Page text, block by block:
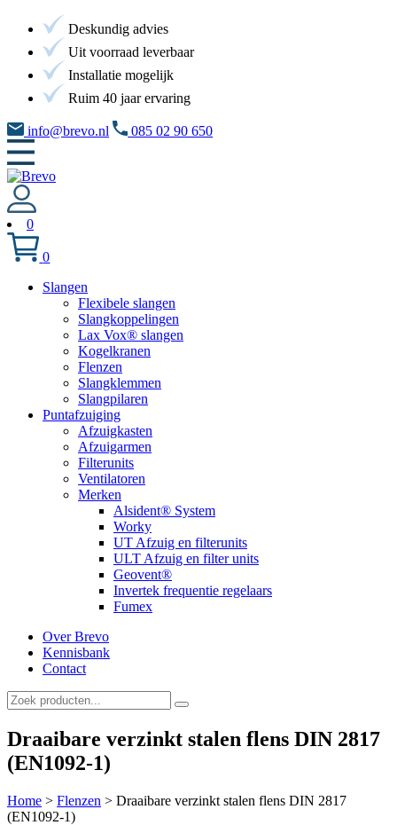
Deskundig advies
Uit voorraad leverbaar
Installatie mogelijk
Ruim 40 jaar ervaring
info@brevo.nl 085 02 90 650
0
0
Slangen
Flexibele slangen
Slangkoppelingen
Lax Vox® slangen
Kogelkranen
Flenzen
Slangklemmen
Slangpilaren
Puntafzuiging
Afzuigkasten
Afzuigarmen
Filterunits
Ventilatoren
Merken
Alsident® System
Worky
UT Afzuig en filterunits
ULT Afzuig en filter units
Geovent®
Invertek frequentie regelaars
Fumex
Over Brevo
Kennisbank
Contact
Draaibare verzinkt stalen flens DIN 2817
(EN1092-1)
Home > Flenzen > Draaibare verzinkt stalen flens DIN 2817
(EN1092-1)